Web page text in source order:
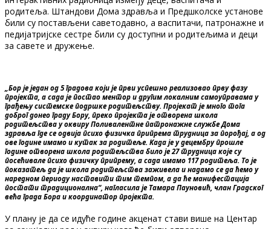
родитеља. Штандови Дома здравља и Предшколске установе
били су постављени саветодавно, а васпитачи, патронажне и
педијатријске сестре били су доступни и родитељима и деци
за савете и дружење.
„Бор је један од 5 градова који је први успешно реализовао прву фазу
пројекта, а сада је постао ментор и другим локалним самоуправама у
грађењу системске подршке родитељству. Пројекат је много тога
доброг донео граду Бору, преко пројекта је отворена школа
родитељства у оквиру Поливалентне патронажне службе Дома
здравља где се одвија психо физичка припрема трудница за порођај, а од
ове године имамо и кутак за родитеље. Kада је у децембру прошле
године отворена школа родитељства било је 27 трудница које су
посећивале психо физичку припрему, а сада имамо 117 родитеља. То је
показатељ да је школа родитељства заживела и надамо се да ћемо у
наредном периоду наставити тим темпом, а да ће манифестација
постати традиционална“, нагласила је Тамара Пауновић, члан Градског
већа града Бора и координатор пројекта.
У плану је да се идуће године акценат стави више на Центар